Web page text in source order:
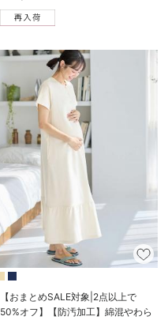
【おまとめSALE対象|2点以上で
50%オフ】【防汚加工】綿混やわら